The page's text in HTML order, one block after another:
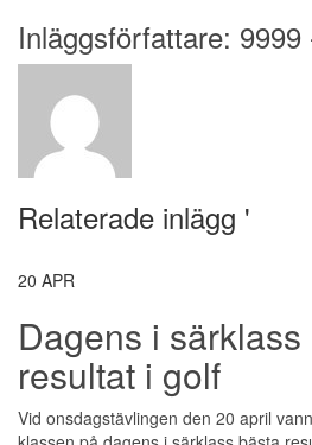
Inläggsförfattare: 9999
Relaterade inlägg '
20 APR
Dagens i
resultat i golf
Vid onsdagstävlingen den 20 april